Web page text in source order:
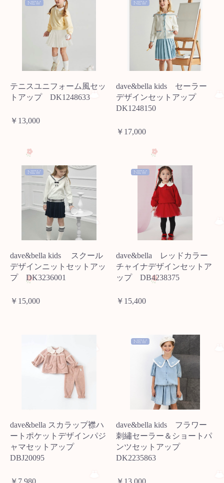
NEW
テニスユニフォーム風セッ
トアップ DK1248633
￥13,000
NEW
dave&bella kids セーラー
デザインセットアップ
DK1248150
￥17,000
NEW
dave&bella kids スクール
デザインニットセットアッ
プ DK3236001
￥15,000
NEW
dave&bella レッドカラー
チャイナデザインセットア
ップ DB4238375
￥15,400
dave&bella スカラップ襟ハ
ートポケットデザインパジ
ャマセットアップ
DBJ20095
￥7,980
NEW
dave&bella kids フラワー
刺繡セーラー＆ショートパ
ンツセットアップ
DK2235863
￥13,000